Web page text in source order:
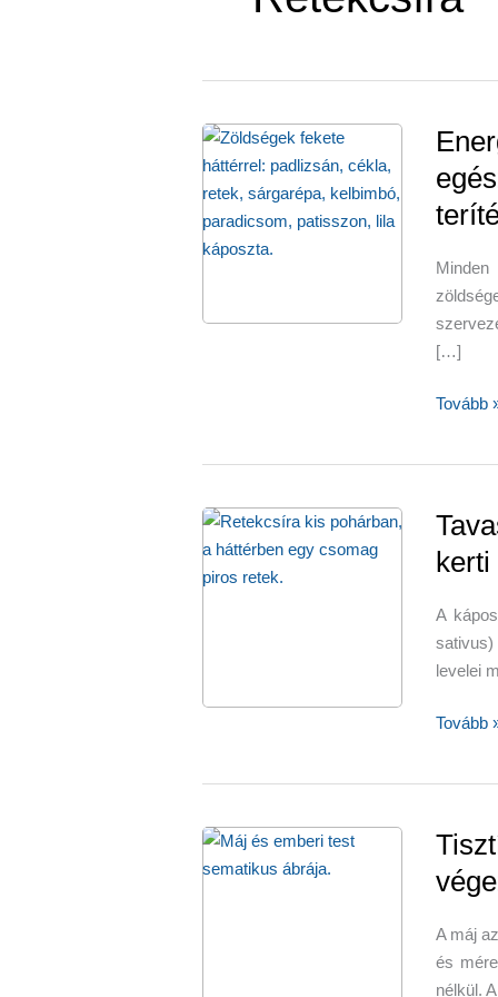
[…]
meg
–
a
Tovább
kerti
A
levelei
Tavaszi
kerti
retek
és
Tovább
A máj
és
nélkül. A